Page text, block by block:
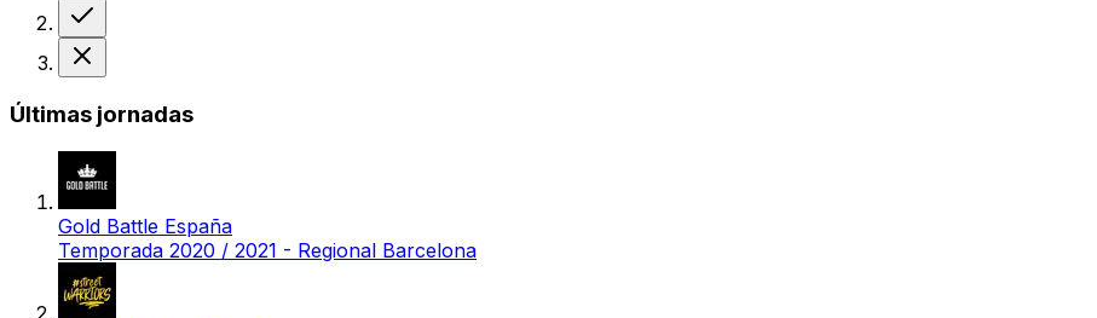
Últimas jornadas
Gold Battle España
Temporada 2020 / 2021 - Regional Barcelona